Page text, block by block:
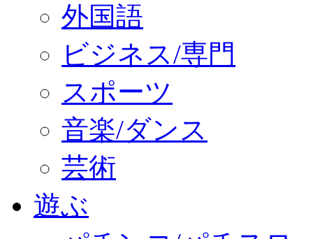
外国語
ビジネス/専門
スポーツ
音楽/ダンス
芸術
遊ぶ